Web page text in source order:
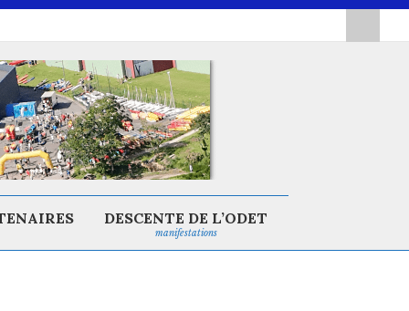
manifestations
DESCENTE DE L’ODET